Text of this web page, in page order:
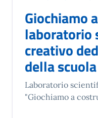
Giochiamo
laboratorio
creativo
della
Laboratorio
"Giochiamo a